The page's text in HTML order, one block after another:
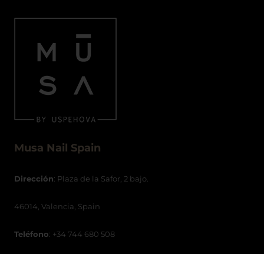
Musa Nail Spain
Dirección: Plaza de la Safor, 2 bajo.
46014, Valencia, Spain
Teléfono: +34 744 680 508